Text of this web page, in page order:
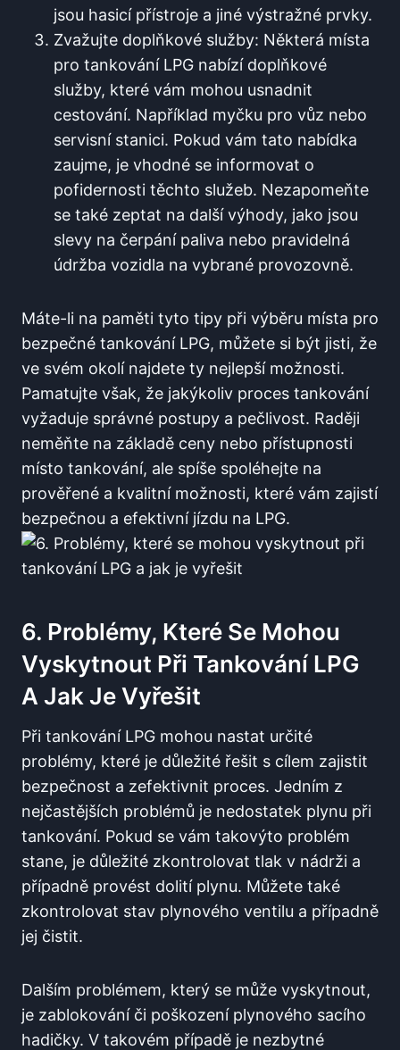
jsou hasicí přístroje a jiné ⁢výstražné prvky.
Zvažujte doplňkové služby: Některá místa⁣
pro tankování LPG nabízí doplňkové
služby, které⁤ vám mohou usnadnit
cestování. Například myčku pro vůz nebo
servisní stanici. Pokud vám tato nabídka
zaujme, je vhodné se informovat o
pofidernosti těchto služeb. Nezapomeňte
se také zeptat na další výhody, jako jsou
slevy na čerpání paliva nebo pravidelná
údržba ⁣vozidla na vybrané provozovně.
Máte-li na paměti ⁣tyto tipy při výběru místa pro
bezpečné tankování LPG, můžete si být jisti, že
ve svém okolí najdete ty nejlepší možnosti.
Pamatujte však, že jakýkoliv proces tankování
vyžaduje správné postupy a pečlivost. Raději
neměňte na základě ceny nebo ‌přístupnosti
‍místo tankování, ale spíše spoléhejte na ​
prověřené a kvalitní možnosti, ​které vám zajistí
bezpečnou a efektivní jízdu na LPG.
6. Problémy, Které ⁣se Mohou
‌vyskytnout Při Tankování LPG
A Jak Je Vyřešit
Při tankování LPG mohou nastat⁣ určité
problémy, ⁢které je důležité řešit s cílem zajistit
bezpečnost a‌ zefektivnit proces. Jedním⁣ z
nejčastějších problémů je nedostatek plynu při⁤
tankování. Pokud se vám takovýto ⁣problém
stane, je důležité zkontrolovat tlak v nádrži a
případně provést dolití plynu. Můžete také
zkontrolovat stav plynového ventilu a případně
jej čistit.
Dalším problémem, ‍který se může vyskytnout,
je zablokování či poškození plynového sacího
hadičky. V takovém případě je nezbytné